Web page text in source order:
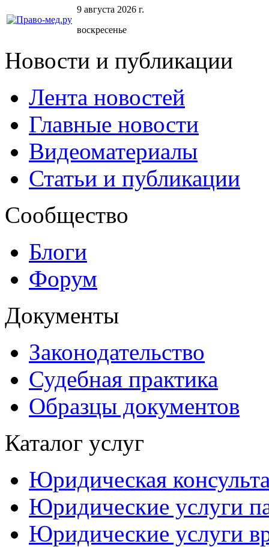
9 августа 2026 г.
воскресенье
Новости и публикации
Лента новостей
Главные новости
Видеоматериалы
Статьи и публикации
Сообщество
Блоги
Форум
Документы
Законодательство
Судебная практика
Образцы документов
Каталог услуг
Юридическая
Юридические услуги
Юридические услуги